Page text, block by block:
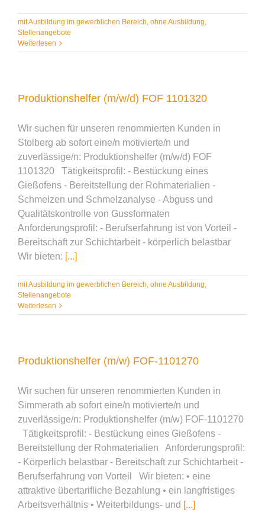
mit Ausbildung im gewerblichen Bereich, ohne Ausbildung,
Stellenangebote
Weiterlesen
Produktionshelfer (m/w/d) FOF 1101320
Wir suchen für unseren renommierten Kunden in
Stolberg ab sofort eine/n motivierte/n und
zuverlässige/n: Produktionshelfer (m/w/d) FOF
1101320 Tätigkeitsprofil: - Bestückung eines
Gießofens - Bereitstellung der Rohmaterialien -
Schmelzen und Schmelzanalyse - Abguss und
Qualitätskontrolle von Gussformaten
Anforderungsprofil: - Berufserfahrung ist von Vorteil -
Bereitschaft zur Schichtarbeit - körperlich belastbar
Wir bieten: [...]
mit Ausbildung im gewerblichen Bereich, ohne Ausbildung,
Stellenangebote
Weiterlesen
Produktionshelfer (m/w) FOF-1101270
Wir suchen für unseren renommierten Kunden in
Simmerath ab sofort eine/n motivierte/n und
zuverlässige/n: Produktionshelfer (m/w) FOF-1101270
Tätigkeitsprofil: - Bestückung eines Gießofens -
Bereitstellung der Rohmaterialien Anforderungsprofil:
- Körperlich belastbar - Bereitschaft zur Schichtarbeit -
Berufserfahrung von Vorteil Wir bieten: • eine
attraktive übertarifliche Bezahlung • ein langfristiges
Arbeitsverhältnis • Weiterbildungs- und [...]